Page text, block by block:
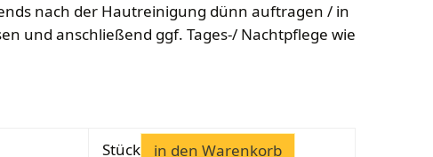
nach der Hautreinigung dünn auftragen / in
und anschließend ggf. Tages-/ Nachtpflege wie
Stück in den Warenkorb